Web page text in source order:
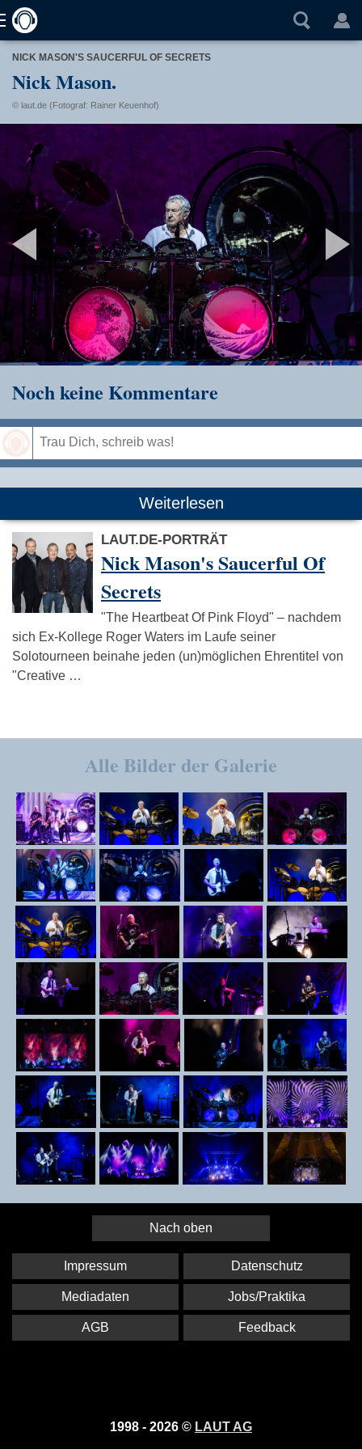
NICK MASON'S SAUCERFUL OF SECRETS
Nick Mason.
© laut.de (Fotograf: Rainer Keuenhof)
Noch keine Kommentare
Weiterlesen
LAUT.DE-PORTRÄT
Nick Mason's Saucerful Of
Secrets
"The Heartbeat Of Pink Floyd" – nachdem
sich Ex-Kollege Roger Waters im Laufe seiner
Solotourneen beinahe jeden (un)möglichen Ehrentitel von
"Creative …
Alle Bilder der Galerie
Nach oben
1998 - 2026 © LAUT AG
Impressum Datenschutz
Mediadaten Jobs/Praktika
AGB Feedback